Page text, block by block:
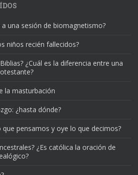
una sesión de biomagnetismo?
niños recién fallecidos?
¿Cuál es la diferencia entre una
la masturbación
¿hasta dónde?
pensamos y oye lo que decimos?
¿Es católica la oración de